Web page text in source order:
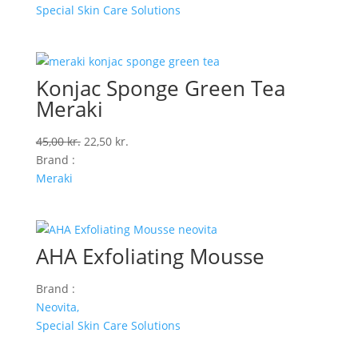
Special Skin Care Solutions
Konjac Sponge Green Tea
Meraki
45,00kr. Den
22,50 kr.Den
Brand :
Meraki
AHA Exfoliating Mousse
Brand :
Neovita,
Special Skin Care Solutions